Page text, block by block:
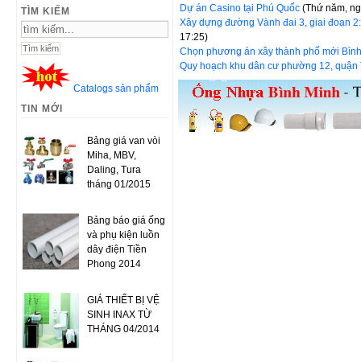
TÌM KIẾM
Catalogs sản phẩm
TIN MỚI
Bảng giá van vòi
Miha, MBV,
Daling, Tura
tháng 01/2015
Bảng báo giá ống
và phụ kiện luồn
dây điện Tiền
Phong 2014
GIÁ THIẾT BỊ VỆ
SINH INAX TỪ
THÁNG 04/2014
Dự án Casino tại Phú Quốc(Thứ năm,
Xây dựng đường Vành đai 3, giai đoạn
17:25)
Chọn phương án xây thành phố mới
Quy hoạch khu dân cư phường 12,